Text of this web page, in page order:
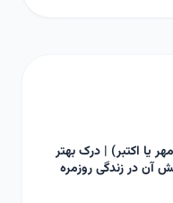
یا اکتبر) | درک بهتر
آن در زندگی روزمره